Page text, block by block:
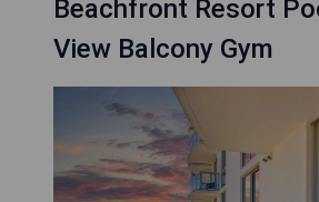
Beachfront Resort
View Balcony Gym